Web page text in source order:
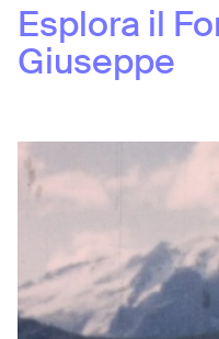
Esplora il
Giuseppe